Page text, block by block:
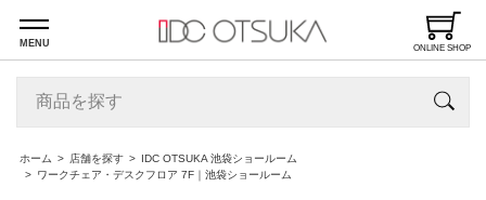
MENU ONLINE SHOP
ホーム 店舗を探す
IDC OTSUKA 池袋ショールーム
ワークチェア・デスクフロア 7F｜池袋ショールーム